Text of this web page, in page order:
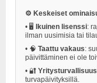
⚙️ Keskeiset
• 🖥️ Ikuinen lisenssi:
ilman uusimisia tai
• 🧠 Taattu vakaus:
päivittäminen ei ole
• 🔐 Yritysturvallisuus
turvapäivityksillä.